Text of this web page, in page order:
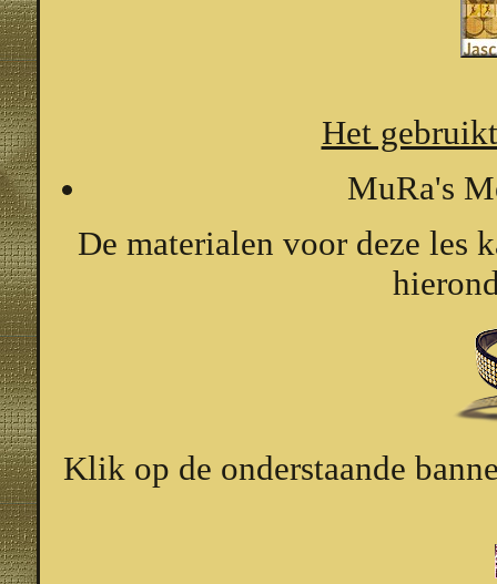
Het
MuRa's
De materialen voor deze les
Klik op de onderstaande